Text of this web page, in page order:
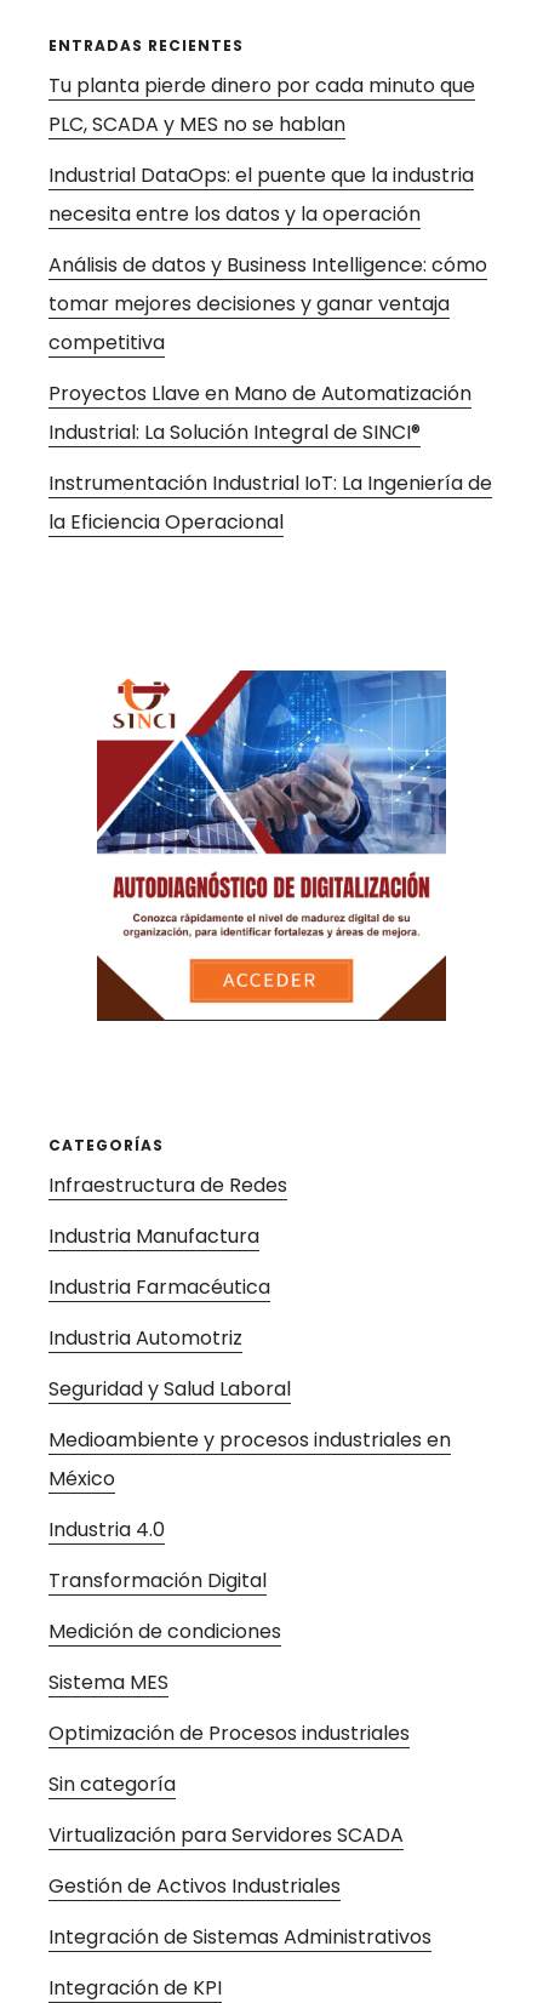
ENTRADAS RECIENTES
Tu planta pierde dinero por cada minuto que
PLC, SCADA y MES no se hablan
Industrial DataOps: el puente que la industria
necesita entre los datos y la operación
Análisis de datos y Business Intelligence: cómo
tomar mejores decisiones y ganar ventaja
competitiva
Proyectos Llave en Mano de Automatización
Industrial: La Solución Integral de SINCI®
Instrumentación Industrial IoT: La Ingeniería de
la Eficiencia Operacional
CATEGORÍAS
Infraestructura de Redes
Industria Manufactura
Industria Farmacéutica
Industria Automotriz
Seguridad y Salud Laboral
Medioambiente y procesos industriales en
México
Industria 4.0
Transformación Digital
Medición de condiciones
Sistema MES
Optimización de Procesos industriales
Sin categoría
Virtualización para Servidores SCADA
Gestión de Activos Industriales
Integración de Sistemas Administrativos
Integración de KPI